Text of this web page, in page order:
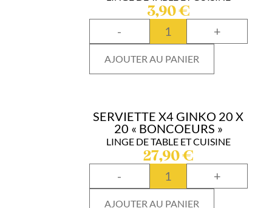
3,90€
- +
AJOUTER AU PANIER
SERVIETTE X4 GINKO 20 X
20 « BONCOEURS »
LINGE DE TABLE ET CUISINE
27,90€
- +
AJOUTER AU PANIER